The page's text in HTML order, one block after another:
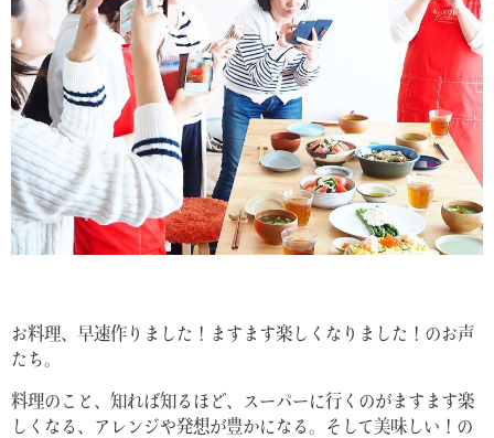
お料理、早速作りました！ますます楽しくなりました！のお声
たち。
料理のこと、知れば知るほど、スーパーに行くのがますます楽
しくなる、アレンジや発想が豊かになる。そして美味しい！の